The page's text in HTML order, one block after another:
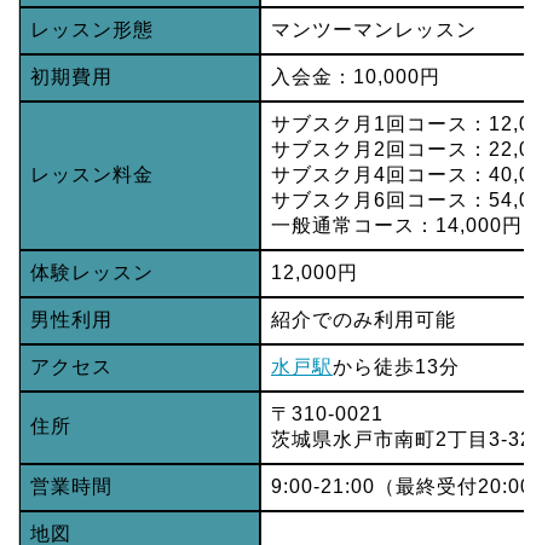
レッスン形態 マンツーマンレッスン
初期費用 入会金：10,000円
レッスン料金
サブスク月1回コース：
サブスク月2回コース：
サブスク月4回コース：
サブスク月6回コース：
一般通常コース：14,000円
体験レッスン 12,000円
男性利用 紹介でのみ利用可能
アクセス 水戸駅から徒歩13分
住所
〒310-0021
茨城県水戸市南町2丁目3-32
営業時間 9:00-21:00（最終受付20:00
地図